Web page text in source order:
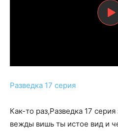
Разведка 17 серия
Как-то раз,Разведка 17
вежды вишь ты истое вид и